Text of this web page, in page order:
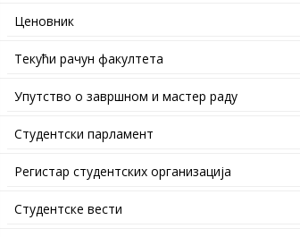
Ценовник
Текући рачун факултета
Упутство о завршном и мастер раду
Студентски парламент
Регистар студентских организација
Студентске вести